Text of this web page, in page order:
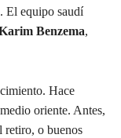
. El equipo saudí
Benzema,
Hace
oriente. Antes,
retiro, o buenos